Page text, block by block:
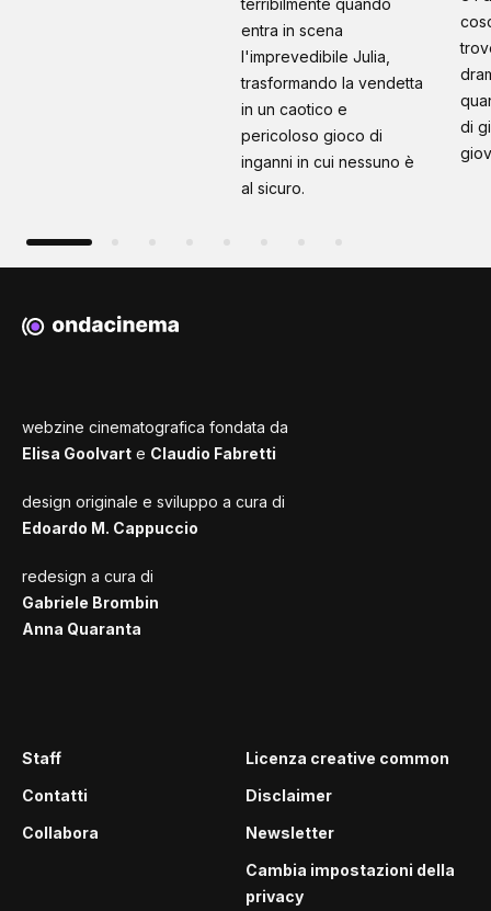
terribilmente quando
entra in scena
l'imprevedibile Julia,
trasformando la vendetta
in un caotico e
pericoloso gioco di
inganni in cui nessuno è
al sicuro.
di
webzine cinematografica fondata da
Elisa Goolvart e Claudio Fabretti
design originale e sviluppo a cura di
Edoardo M. Cappuccio
redesign a cura di
Gabriele Brombin
Anna Quaranta
Staff
Contatti
Collabora
Licenza creative common
Disclaimer
Newsletter
Cambia impostazioni della
privacy